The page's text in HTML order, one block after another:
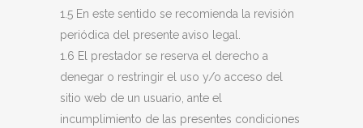
1.5 En este sentido se recomienda la revisión
periódica del presente aviso legal.
1.6 El prestador se reserva el derecho a
denegar o restringir el uso y/o acceso del
sitio web de un usuario, ante el
incumplimiento de las presentes condiciones